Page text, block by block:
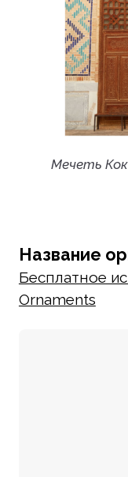
Мечеть
Название
Бесплатное
Ornaments